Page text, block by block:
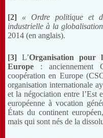
[2] « Ordre politique et
industrielle à la
2014 (en anglais).
[3] L’Organisation pour
Europe : anciennement
coopération en Europe
organisation internationale
et la négociation entre l’Est
européenne à vocation
États du continent
mais qui sont nés de la